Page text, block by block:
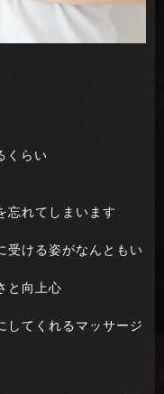
くらい
忘れてしまいます
受ける姿がなんともい
と向上心
してくれるマッサージ